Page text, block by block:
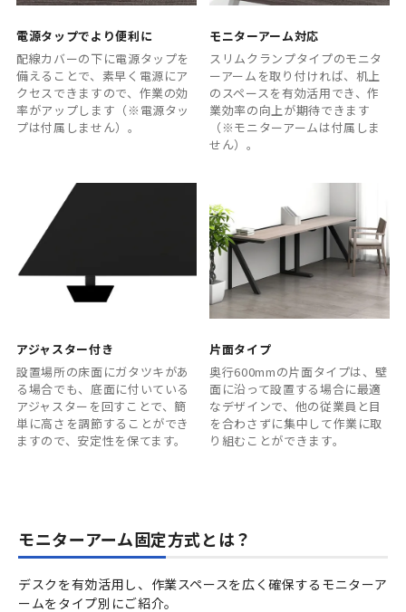
電源タップでより便利に
配線カバーの下に電源タップを
備えることで、素早く電源にア
クセスできますので、作業の効
率がアップします（※電源タッ
プは付属しません）。
モニターアーム対応
スリムクランプタイプのモニタ
ーアームを取り付ければ、机上
のスペースを有効活用でき、作
業効率の向上が期待できます
（※モニターアームは付属しま
せん）。
アジャスター付き
設置場所の床面にガタツキがあ
る場合でも、底面に付いている
アジャスターを回すことで、簡
単に高さを調節することができ
ますので、安定性を保てます。
片面タイプ
奥行600mmの片面タイプは、壁
面に沿って設置する場合に最適
なデザインで、他の従業員と目
を合わさずに集中して作業に取
り組むことができます。
モニターアーム固定方式とは？
デスクを有効活用し、作業スペースを広く確保するモニターア
ームをタイプ別にご紹介。